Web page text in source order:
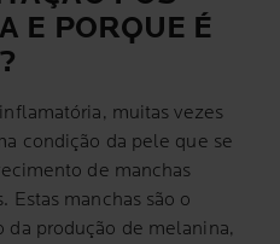
E PORQUE É
muitas vezes
condição da pele que se
de manchas
Estas manchas são o
produção de melanina,